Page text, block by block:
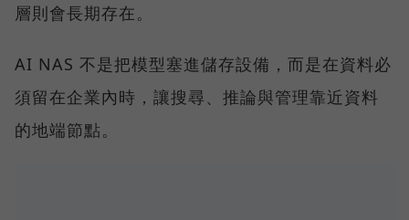
層則會長期存在。
AI NAS 不是把模型塞進儲存設備，而是在資料必
須留在企業內時，讓搜尋、推論與管理靠近資料
的地端節點。